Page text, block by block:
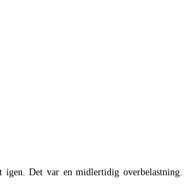
Det var en midlertidig overbelastning.